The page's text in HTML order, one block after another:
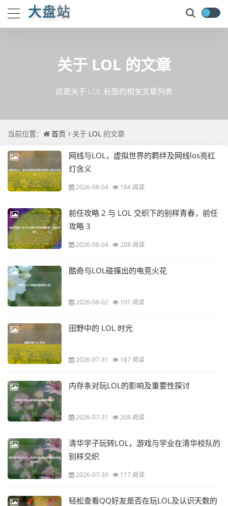
大盘站
关于 LOL 的文章
这是关于 LOL 标签的相关文章列表
当前位置： 首页 关于 LOL 的文章
网线与LOL，虚拟世界的羁绊及网线los亮红
灯含义
2026-08-04 184 阅读
前任攻略 2 与 LOL 交织下的别样青春，前任
攻略 3
2026-08-04 208 阅读
酷奇与LOL碰撞出的电竞火花
2026-08-02 101 阅读
田野中的 LOL 时光
2026-07-31 187 阅读
内存条对玩LOL的影响及重要性探讨
2026-07-31 208 阅读
清华学子玩转LOL，游戏与学业在清华校队的
别样交织
2026-07-30 117 阅读
轻松查看QQ好友是否在玩LOL及认识天数的